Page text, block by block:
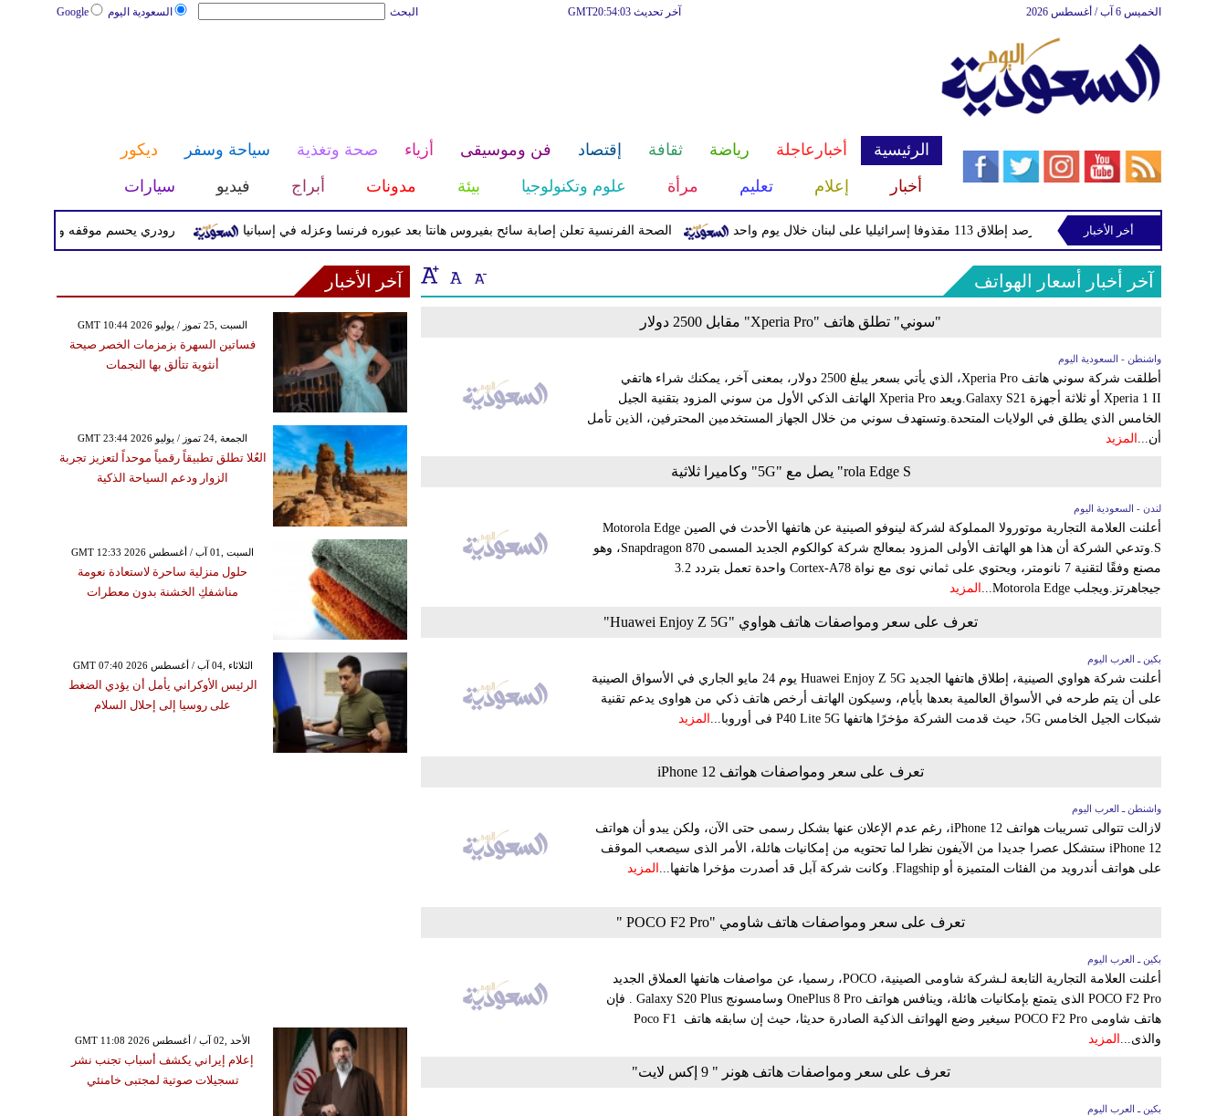
السعودية اليوم Google البحث آخر تحديث GMT20:54:03 الخميس 6 آب / أغسطس 2026
الرئيسية أخبارعاجلة رياضة ثقافة إقتصاد فن وموسيقى أزياء صحة وتغذية سياحة وسفر
ديكور
أخبار
إعلام تعليم مرأة علوم وتكنولوجيا بيئة مدونات أبراج فيديو سيارات
رودري يحسم موقفه ويفضل الصحة الفرنسية تعلن إصابة سائح بفيروس هانتا بعد عبوره فرنسا وعزله في إسبانيا اليونيفيل ترصد إطلاق 113 مقذوفا إسرائيليا على لبنان خلال يوم واحدأخر الأخبار
آخر أخبار أسعار الهواتف
"سوني" تطلق هاتف "Xperia Pro" مقابل 2500 دولار
واشنطن - السعودية اليوم
أطلقت شركة سوني هاتف Xperia Pro، الذي يأتي بسعر يبلغ 2500 دولار، بمعنى آخر، يمكنك شراء هاتفي
Xperia 1 II أو ثلاثة أجهزة Galaxy S21.ويعد Xperia Pro الهاتف الذكي الأول من سوني المزود بتقنية الجيل
الخامس الذي يطلق في الولايات المتحدة.وتستهدف سوني من خلال الجهاز المستخدمين المحترفين، الذين تأمل
أن... المزيد
rola Edge S" يصل مع "5G" وكاميرا ثلاثية
لندن - السعودية اليوم
أعلنت العلامة التجارية موتورولا المملوكة لشركة لينوفو الصينية عن هاتفها الأحدث في الصين Motorola Edge
S.وتدعي الشركة أن هذا هو الهاتف الأولى المزود بمعالج شركة كوالكوم الجديد المسمى Snapdragon 870، وهو
مصنع وفقًا لتقنية 7 نانومتر، ويحتوي على ثماني نوى مع نواة Cortex-A78 واحدة تعمل بتردد 3.2
جيجاهرتز.ويجلب Motorola Edge...
المزيد
تعرف على سعر ومواصفات هاتف هواوي "Huawei Enjoy Z 5G"
بكين ـ العرب اليوم
أعلنت شركة هواوي الصينية، إطلاق هاتفها الجديد Huawei Enjoy Z 5G يوم 24 مايو الجاري في الأسواق الصينية
على أن يتم طرحه في الأسواق العالمية بعدها بأيام، وسيكون الهاتف أرخص هاتف ذكي من هواوى يدعم تقنية
شبكات الجيل الخامس 5G، حيث قدمت الشركة مؤخرًا هاتفها P40 Lite 5G فى أوروبا...
المزيد
تعرف على سعر ومواصفات هواتف iPhone 12
واشنطن ـ العرب اليوم
لازالت تتوالى تسريبات هواتف iPhone 12، رغم عدم الإعلان عنها بشكل رسمى حتى الآن، ولكن يبدو أن هواتف
iPhone 12 ستشكل عصرا جديدا من الآيفون نظرا لما تحتويه من إمكانيات هائلة، الأمر الذى سيصعب الموقف
على هواتف أندرويد من الفئات المتميزة أو Flagship. وكانت شركة آبل قد أصدرت مؤخرا هاتفها...
المزيد
تعرف على سعر ومواصفات هاتف شاومي "POCO F2 Pro "
بكين ـ العرب اليوم
أعلنت العلامة التجارية التابعة لـشركة شاومى الصينية، POCO، رسميا، عن مواصفات هاتفها العملاق الجديد
POCO F2 Pro الذى يتمتع بإمكانيات هائلة، وينافس هواتف OnePlus 8 Pro وسامسونج Galaxy S20 Plus . فإن
هاتف شاومى POCO F2 Pro سيغير وضع الهواتف الذكية الصادرة حديثا، حيث إن سابقه هاتف Poco F1
والذى... المزيد
تعرف على سعر ومواصفات هاتف هونر " 9 إكس لايت"
بكين ـ العرب اليوم
آخر الأخبار
GMT 10:44 2026 السبت ,25 تموز / يوليو
فساتين السهرة بزمزمات الخصر صيحة
أنثوية تتألق بها النجمات
GMT 23:44 2026 الجمعة ,24 تموز / يوليو
العُلا تطلق تطبيقاً رقمياً موحداً لتعزيز تجربة
الزوار ودعم السياحة الذكية
GMT 12:33 2026 السبت ,01 آب / أغسطس
حلول منزلية ساحرة لاستعادة نعومة
مناشفكِ الخشنة بدون معطرات
GMT 07:40 2026 الثلاثاء ,04 آب / أغسطس
الرئيس الأوكراني يأمل أن يؤدي الضغط
على روسيا إلى إحلال السلام
GMT 11:08 2026 الأحد ,02 آب / أغسطس
إعلام إيراني يكشف أسباب تجنب نشر
تسجيلات صوتية لمجتبى خامنئي